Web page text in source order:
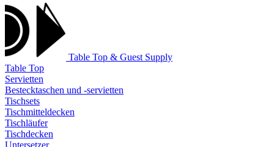
Table Top & Guest Supply
Table Top
Servietten
Bestecktaschen und -servietten
Tischsets
Tischmitteldecken
Tischläufer
Tischdecken